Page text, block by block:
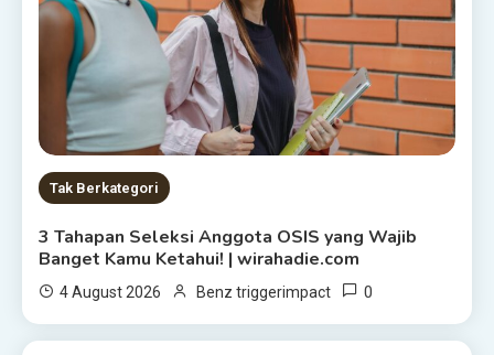
Tak Berkategori
3 Tahapan Seleksi Anggota OSIS yang Wajib
Banget Kamu Ketahui! | wirahadie.com
4 August 2026 Benz triggerimpact 0